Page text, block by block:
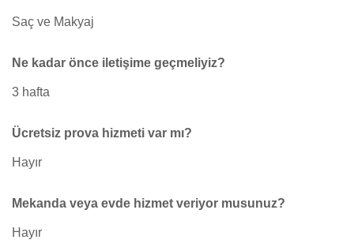
Saç ve Makyaj
Ne kadar önce iletişime geçmeliyiz?
3 hafta
Ücretsiz prova hizmeti var mı?
Hayır
Mekanda veya evde hizmet veriyor musunuz?
Hayır